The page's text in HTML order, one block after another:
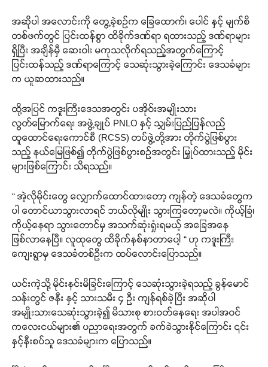
အဆိုပါ အလောင်းကို တွေ့ခဲ့စဉ်က ခြေထောက်၊ ပေါင် နှင့် မျက်စိ
တစ်ဖက်တွင် ပြင်းထန်စွာ ထိခိုက်ဒဏ်ရာ ရထားသည့် ဒဏ်ရာများ
ရှိပြီး အချိန်မှီ ဆေးဝါး မကုသလိုက်ရသည့်အတွက်ကြောင့်
ပြင်းထန်သည့် ဒဏ်ရာကြောင့် သေဆုံးသွားခဲ့ကြောင်း ဒေသခံများ
က ယူဆထားသည်။
ထို့အပြင် ကဒူးကြီးဒေသအတွင်း ပအိုဝ်းအမျိုးသား
လွတ်မြောက်ရေး အဖွဲ့ချုပ် PNLO နှင့် သျှမ်းပြည်ပြန်လည်
ထူထောင်ရေးကောင်စီ (RCSS) တပ်ဖွဲ့တို့အား တိုက်ပွဲဖြစ်ပွား
သည့် နယ်မြေဖြစ်၍ တိုက်ပွဲဖြစ်ပွားစဉ်အတွင်း မြှုပ်ထားသည့် မိုင်း
များဖြစ်ကြောင်း သိရသည်။
“ အဲ့လိုမိုင်းတွေ လျှောက်ထောင်ထားတော့ ကျန်တဲ့ ဒေသခံတွေက
ပါ တောင်ယာသွားလာရင် ဘယ်လိုမျိုး သွားကြတော့မလဲ။ ကိုယ့်ခြံ၊
ကိုယ့်နေရာ သွားတောင်မှ အသက်ဆုံးရှုံးရမယ့် အခြေအနေ
ဖြစ်လာနေပြီ။ လူထုတွေ ထိခိုက်နစ်နာတာပေါ့ “ ဟု ကဒူးကြီး
ကျေးရွာမှ ဒေသခံတစ်ဦးက ထပ်လောင်းပြောသည်။
ယင်းကဲ့သို့ မိုင်းနင်းမိခြင်းကြောင့် သေဆုံးသွားခဲ့ရသည့် ခွန်မောင်
သန်းတွင် ဇနီး နှင့် သားသမီး ၄ ဦး ကျန်ရစ်ခဲ့ပြီး အဆိုပါ
အမျိုးသားသေဆုံးသွားခဲ့၍ မိသားစု စားဝတ်နေရေး အပါအဝင်
ကလေးငယ်များ၏ ပညာရေးအတွက် ခက်ခဲသွားနိုင်ကြောင်း ၎င်း
နှင့်နီးစပ်သူ ဒေသခံများက ပြောသည်။